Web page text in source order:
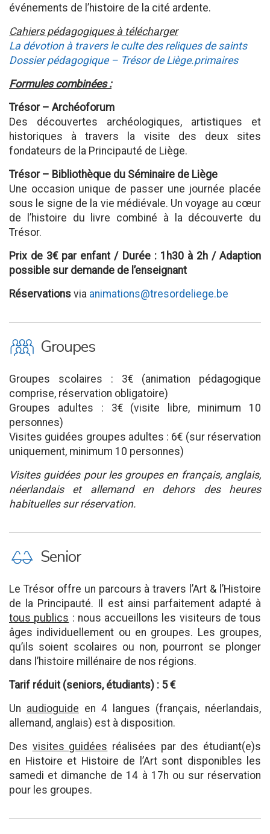
événements de l’histoire de la cité ardente.
Cahiers pédagogiques à télécharger
La dévotion à travers le culte des reliques de saints
Dossier pédagogique – Trésor de Liège.primaires
Formules combinées :
Trésor – Archéoforum
Des découvertes archéologiques, artistiques et
historiques à travers la visite des deux sites
fondateurs de la Principauté de Liège.
Trésor – Bibliothèque du Séminaire de Liège
Une occasion unique de passer une journée placée
sous le signe de la vie médiévale. Un voyage au cœur
de l’histoire du livre combiné à la découverte du
Trésor.
Prix de 3€ par enfant / Durée : 1h30 à 2h / Adaption
possible sur demande de l’enseignant
Réservations via animations@tresordeliege.be
O Groupes
Groupes scolaires : 3€ (animation pédagogique
comprise, réservation obligatoire)
Groupes adultes : 3€ (visite libre, minimum 10
personnes)
Visites guidées groupes adultes : 6€ (sur réservation
uniquement, minimum 10 personnes)
Visites guidées pour les groupes en français, anglais,
néerlandais et allemand en dehors des heures
habituelles sur réservation.
P Senior
Le Trésor offre un parcours à travers l’Art & l’Histoire
de la Principauté. Il est ainsi parfaitement adapté à
tous publics : nous accueillons les visiteurs de tous
âges individuellement ou en groupes. Les groupes,
qu’ils soient scolaires ou non, pourront se plonger
dans l’histoire millénaire de nos régions.
Tarif réduit (seniors, étudiants) : 5 €
Un audioguide en 4 langues (français, néerlandais,
allemand, anglais) est à disposition.
Des visites guidées réalisées par des étudiant(e)s
en Histoire et Histoire de l’Art sont disponibles les
samedi et dimanche de 14 à 17h ou sur réservation
pour les groupes.